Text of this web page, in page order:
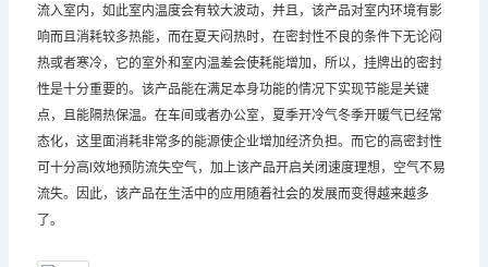
流入室内，如此室内温度会有较大波动，并且，该产品对室内环境有影
响而且消耗较多热能，而在夏天闷热时，在密封性不良的条件下无论闷
热或者寒冷，它的室外和室内温差会使耗能增加，所以，挂牌出的密封
性是十分重要的。该产品能在满足本身功能的情况下实现节能是关键
点，且能隔热保温。在车间或者办公室，夏季开冷气冬季开暖气已经常
态化，这里面消耗非常多的能源使企业增加经济负担。而它的高密封性
可十分高l效地预防流失空气，加上该产品开启关闭速度理想，空气不易
流失。因此，该产品在生活中的应用随着社会的发展而变得越来越多
了。